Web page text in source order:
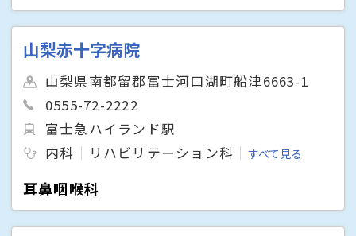
山梨赤十字病院
山梨県南都留郡富士河口湖町船津6663-1
0555-72-2222
富士急ハイランド駅
内科
リハビリテーション科 すべて見る
耳鼻咽喉科